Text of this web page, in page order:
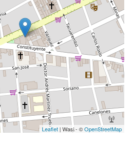
Leaflet | Wasi - ©OpenStreetMap